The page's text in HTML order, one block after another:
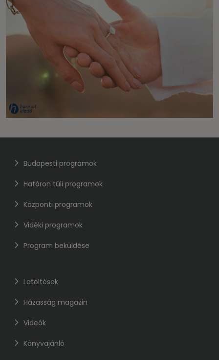
Budapesti programok
Határon túli programok
Központi programok
Vidéki programok
Program beküldése
Letöltések
Házasság magazin
Videók
Könyvajánló